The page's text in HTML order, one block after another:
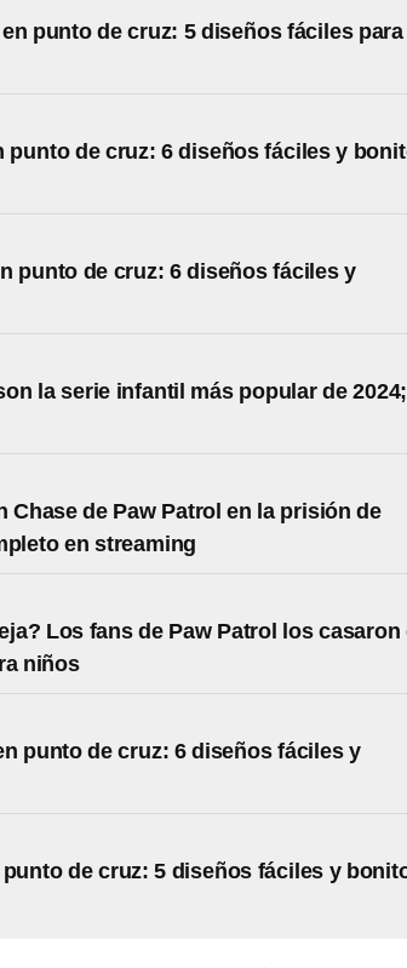
punto de cruz: 5 diseños fáciles para
punto de cruz: 6 diseños fáciles y
punto de cruz: 6 diseños fáciles y
la serie infantil más popular de 2024;
Chase de Paw Patrol en la prisión de
en streaming
Los fans de Paw Patrol los casaron
niños
punto de cruz: 6 diseños fáciles y
de cruz: 5 diseños fáciles y